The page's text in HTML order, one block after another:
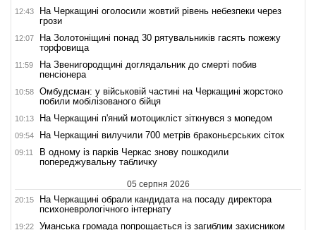
12:43
На Черкащині оголосили жовтий рівень небезпеки через
грози
12:07
На Золотоніщині понад 30 рятувальників гасять пожежу
торфовища
11:59
На Звенигородщині доглядальник до смерті побив
пенсіонера
10:58
Омбудсман: у військовій частині на Черкащині жорстоко
побили мобілізованого бійця
10:13 На Черкащині п'яний мотоцикліст зіткнувся з мопедом
09:54 На Черкащині вилучили 700 метрів браконьєрських сіток
09:11
В одному із парків Черкас знову пошкодили
попереджувальну табличку
05 серпня 2026
20:15
На Черкащині обрали кандидата на посаду директора
психоневрологічного інтернату
19:22 Уманська громада попрощається із загиблим захисником